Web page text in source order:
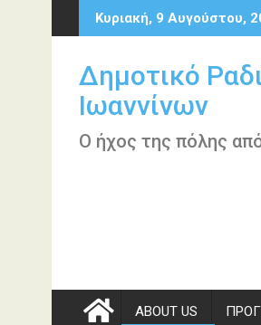
Περάστε
στο
Κυριακή, 9 Αυγούστου,
Δημοτικό
Ιωαννίνων
Ο ήχος της πόλης
ABOUT US